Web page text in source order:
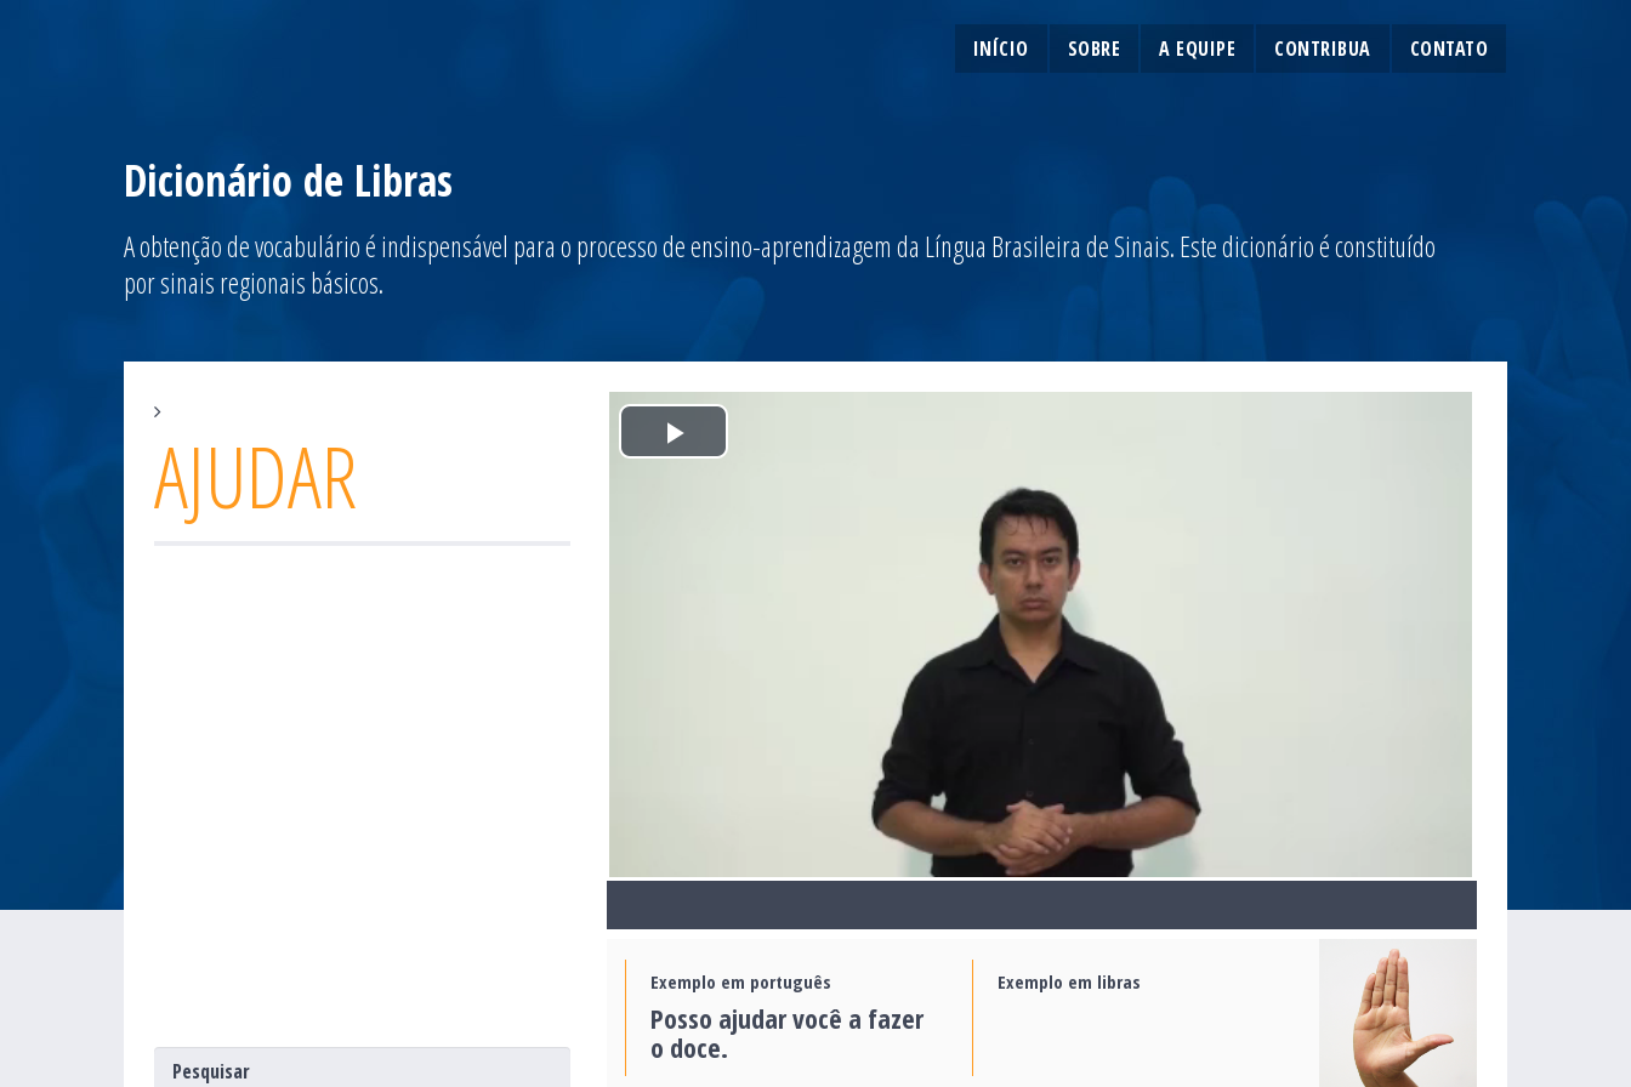
INÍCIO SOBRE A EQUIPE CONTRIBUA CONTATO
Dicionário de Libras
A obtenção de vocabulário é indispensável para o processo de ensino-aprendizagem da Língua Brasileira de Sinais. Este dicionário é constituído
por sinais regionais básicos.
Play
Exemplo em português
Posso ajudar você a fazer
o doce.
Exemplo em libras
AJUDAR